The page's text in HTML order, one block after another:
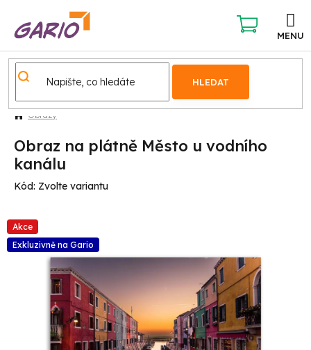
obsah
HLEDAT
NÁKUPNÍ
KOŠÍK
Obrazy
Obraz na plátně Město u vodního
kanálu
Kód: Zvolte variantu
Akce
Exkluzivně na Gario